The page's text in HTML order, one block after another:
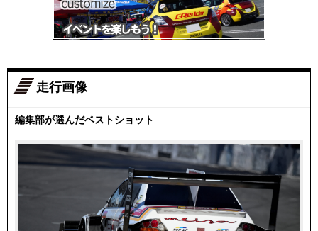
走行画像
編集部が選んだベストショット